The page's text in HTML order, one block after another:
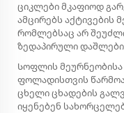
ციკლები მკაფიოდ
ამცირებს აქტივების
რომლებსაც არ
ზედაპირული
Სოფლის მეურნეობისა
ფოლადისთვის
ცხელი ცხადების
იყენებენ